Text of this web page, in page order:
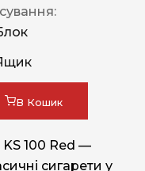
В Кошик
KS 100 Red —
сигарети у